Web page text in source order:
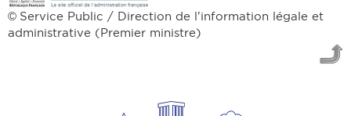
© Service Public / Direction de l'information légale et
administrative (Premier ministre)